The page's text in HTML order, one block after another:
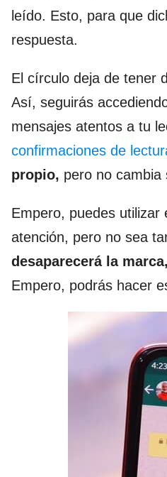
leído. Esto, para que
respuesta.
El círculo deja de tener
Así, seguirás
mensajes atentos a tu
confirmaciones de
propio, pero no cambia
Empero, puedes
atención, pero no sea
desaparecerá la marca,
Empero, podrás hacer